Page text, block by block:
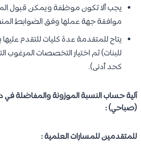
يجب ألا تكون موظفة ويمكن قبول
موافقة جهة عملها وفق الضوابط
يتاح للمتقدمة عدة كليات للتقدم عليها
للبنات) ثم اختيار التخصصات المرغوب
كحد أدنى).​
آلية حساب النسبة الموزونة والمفاضلة في
(صباحي) :
للمتقدمين للمسارات العلمية :